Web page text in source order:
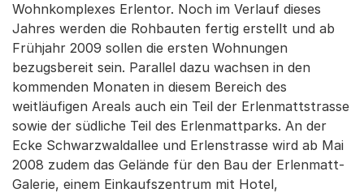
Wohnkomplexes Erlentor. Noch im Verlauf dieses
Jahres werden die Rohbauten fertig erstellt und ab
Frühjahr 2009 sollen die ersten Wohnungen
bezugsbereit sein. Parallel dazu wachsen in den
kommenden Monaten in diesem Bereich des
weitläufigen Areals auch ein Teil der Erlenmattstrasse
sowie der südliche Teil des Erlenmattparks. An der
Ecke Schwarzwaldallee und Erlenstrasse wird ab Mai
2008 zudem das Gelände für den Bau der Erlenmatt-
Galerie, einem Einkaufszentrum mit Hotel,